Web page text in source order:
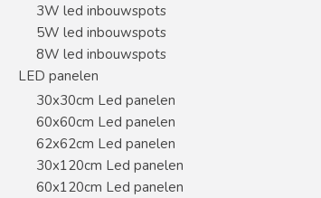
3W led inbouwspots
5W led inbouwspots
8W led inbouwspots
LED panelen
30x30cm Led panelen
60x60cm Led panelen
62x62cm Led panelen
30x120cm Led panelen
60x120cm Led panelen